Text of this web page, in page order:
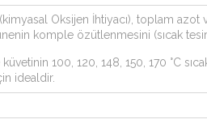
Oksijen İhtiyacı), toplam
komple özütlenmesini (sıcak
100, 120, 148, 150, 170 °C
idealdir.